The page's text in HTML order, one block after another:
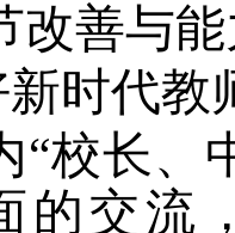
改善与
时代教
“校长、
的交流